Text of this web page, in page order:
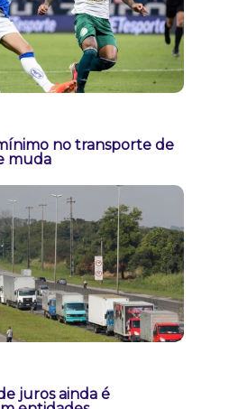
no transporte de
muda
juros ainda é